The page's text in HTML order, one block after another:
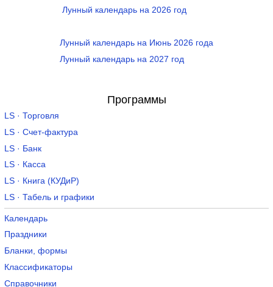
Лунный календарь на 2026 год
Лунный календарь на Июнь 2026 года
Лунный календарь на 2027 год
Программы
LS · Торговля
LS · Счет-фактура
LS · Банк
LS · Касса
LS · Книга (КУДиР)
LS · Табель и графики
Календарь
Праздники
Бланки, формы
Классификаторы
Справочники